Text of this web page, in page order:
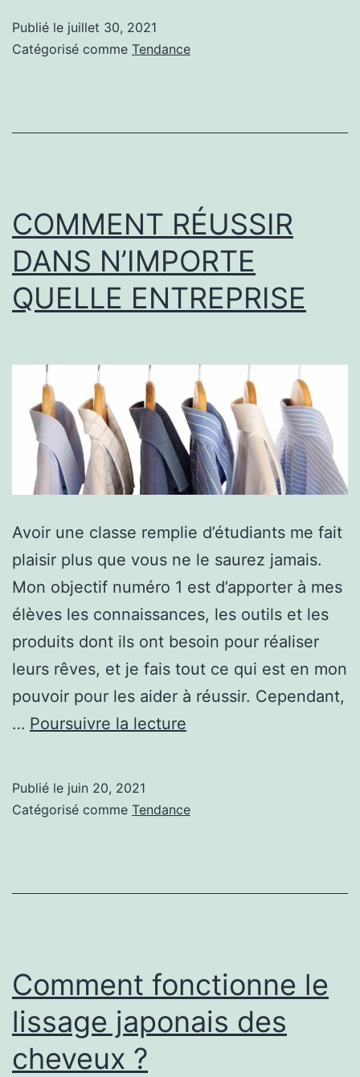
des
rares)
Publié le juillet 30, 2021
Catégorisé comme Tendance
COMMENT RÉUSSIR
DANS N’IMPORTE
QUELLE ENTREPRISE
Avoir une classe remplie d’étudiants me fait
plaisir plus que vous ne le saurez jamais.
Mon objectif numéro 1 est d’apporter à mes
élèves les connaissances, les outils et les
produits dont ils ont besoin pour réaliser
leurs rêves, et je fais tout ce qui est en mon
pouvoir pour les aider à réussir. Cependant,
… Poursuivre la lecture
N’IMPORTE
Publié le juin 20, 2021
Catégorisé comme Tendance
Comment fonctionne le
lissage japonais des
cheveux ?